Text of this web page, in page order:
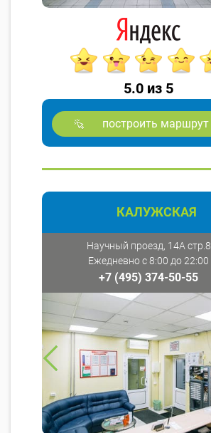
5.0 из 5
построить маршрут
КАЛУЖСКАЯ
Научный проезд, 14А стр.8
Ежедневно с 8:00 до 22:00
+7 (495) 374-50-55